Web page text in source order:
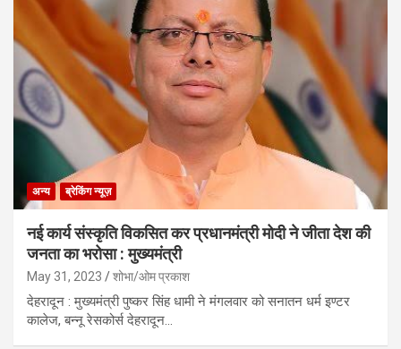
अन्य ब्रेकिंग न्यूज़
नई कार्य संस्कृति विकसित कर प्रधानमंत्री मोदी ने जीता देश की
जनता का भरोसा : मुख्यमंत्री
May 31, 2023 शोभा/ओम प्रकाश
देहरादून : मुख्यमंत्री पुष्कर सिंह धामी ने मंगलवार को सनातन धर्म इण्टर
कालेज, बन्नू रेसकोर्स देहरादून…